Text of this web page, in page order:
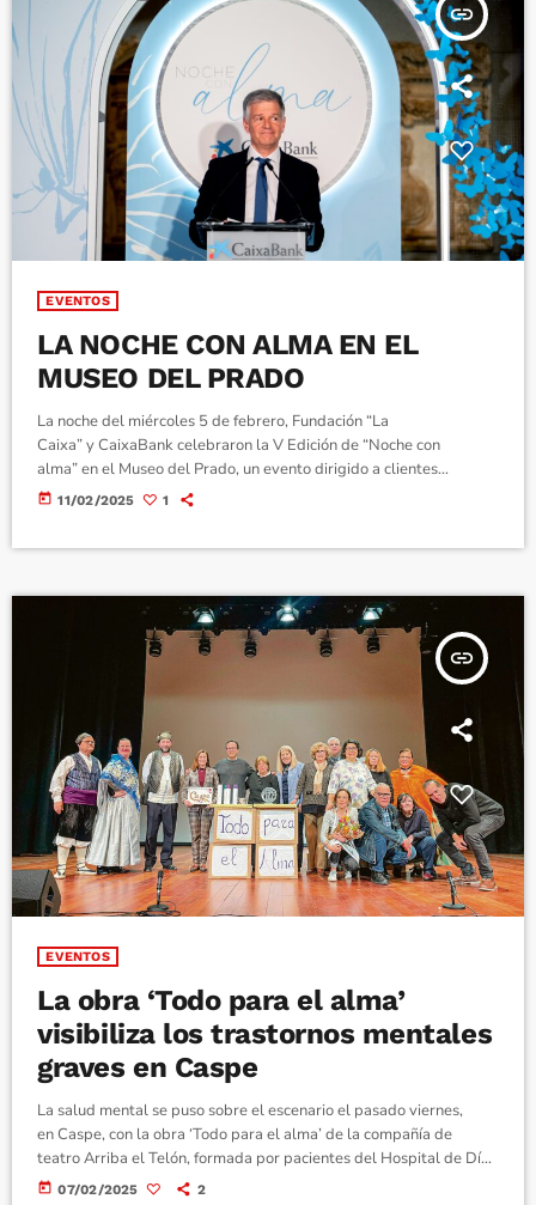
insert_link
EVENTOS
LA NOCHE CON ALMA EN EL
MUSEO DEL PRADO
La noche del miércoles 5 de febrero, Fundación “La
Caixa” y CaixaBank celebraron la V Edición de “Noche con
alma” en el Museo del Prado, un evento dirigido a clientes
inversores de la entidad cuyo objetivo se centra en el
de las finanzas, el arte, la solidaridad y el deporte. En […]
today 11/02/2025 1
insert_link
EVENTOS
La obra ‘Todo para el alma’
visibiliza los trastornos mentales
graves en Caspe
La salud mental se puso sobre el escenario el pasado viernes,
en Caspe, con la obra ‘Todo para el alma’ de la compañía de
teatro Arriba el Telón, formada por pacientes del Hospital de Día
Lajman que tienen un trastorno mental grave diagnosticado. En
today 07/02/2025 2